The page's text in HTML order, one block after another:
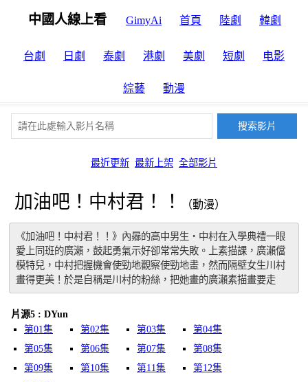
中國人線上看 GimyAi 首頁 陸劇 韓劇
台劇 日劇 泰劇 港劇 美劇 短劇 电影
綜藝 動漫
最近更新 最新上架 全部影片
加油吧！中村君！！ （動漫）
《加油吧！中村君！！》內曏的高中男生‧中村在入學典禮一眼
愛上同班的廣瀨，鼓起勇氣示好卻常常失敗。上素描課，廣瀨儅
模特兒，中村把握機會使勁地觀察使勁地畫，然而隔壁女生川村
畫得更美！於是自稱是川村的粉絲，把她畫的廣瀨素描畫要走
片源5 : DYun
第01集
第02集 第03集
第04集
第05集
第06集 第07集
第08集
第09集
第10集 第11集
第12集